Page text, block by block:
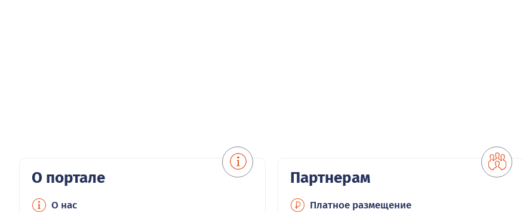
О портале
О нас
Партнерам
Платное размещение